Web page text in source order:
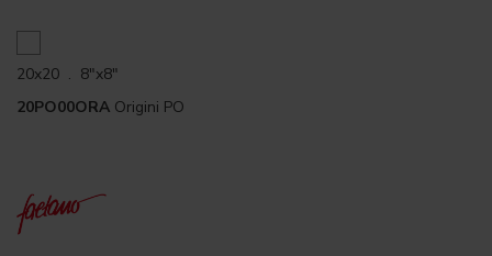
20x20 . 8"x8"
20PO00ORA Origini PO